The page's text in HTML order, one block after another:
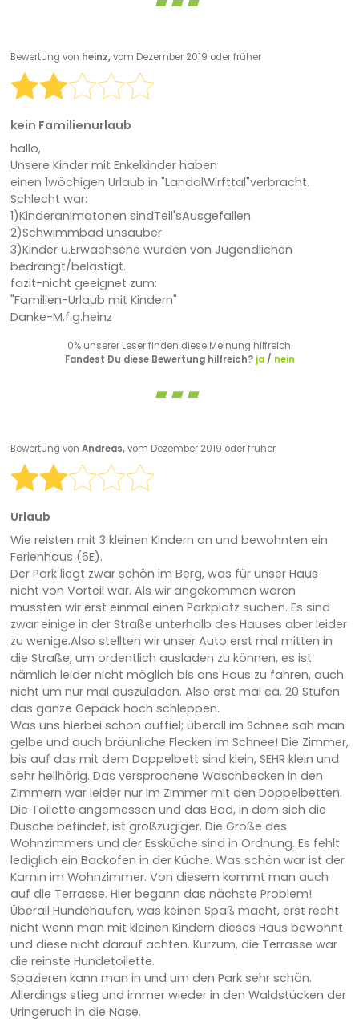
Bewertung von heinz,vom Dezember 2019 oder früher
kein Familienurlaub
hallo,
Unsere Kinder mit Enkelkinder haben
einen 1wöchigen Urlaub in "LandalWirfttal"verbracht.
Schlecht war:
1)Kinderanimatonen sindTeil'sAusgefallen
2)Schwimmbad unsauber
3)Kinder u.Erwachsene wurden von Jugendlichen
bedrängt/belästigt.
fazit-nicht geeignet zum:
"Familien-Urlaub mit Kindern"
Danke-M.f.g.heinz
0% unserer Leser finden diese Meinung hilfreich.
Fandest Du diese Bewertung hilfreich? ja/ nein
Bewertung von Andreas,vom Dezember 2019 oder früher
Urlaub
Wie reisten mit 3 kleinen Kindern an und bewohnten ein
Ferienhaus (6E).
Der Park liegt zwar schön im Berg, was für unser Haus
nicht von Vorteil war. Als wir angekommen waren
mussten wir erst einmal einen Parkplatz suchen. Es sind
zwar einige in der Straße unterhalb des Hauses aber leider
zu wenige.Also stellten wir unser Auto erst mal mitten in
die Straße, um ordentlich ausladen zu können, es ist
nämlich leider nicht möglich bis ans Haus zu fahren, auch
nicht um nur mal auszuladen. Also erst mal ca. 20 Stufen
das ganze Gepäck hoch schleppen.
Was uns hierbei schon auffiel; überall im Schnee sah man
gelbe und auch bräunliche Flecken im Schnee! Die Zimmer,
bis auf das mit dem Doppelbett sind klein, SEHR klein und
sehr hellhörig. Das versprochene Waschbecken in den
Zimmern war leider nur im Zimmer mit den Doppelbetten.
Die Toilette angemessen und das Bad, in dem sich die
Dusche befindet, ist großzügiger. Die Größe des
Wohnzimmers und der Essküche sind in Ordnung. Es fehlt
lediglich ein Backofen in der Küche. Was schön war ist der
Kamin im Wohnzimmer. Von diesem kommt man auch
auf die Terrasse. Hier begann das nächste Problem!
Überall Hundehaufen, was keinen Spaß macht, erst recht
nicht wenn man mit kleinen Kindern dieses Haus bewohnt
und diese nicht darauf achten. Kurzum, die Terrasse war
die reinste Hundetoilette.
Spazieren kann man in und um den Park sehr schön.
Allerdings stieg und immer wieder in den Waldstücken der
Uringeruch in die Nase.